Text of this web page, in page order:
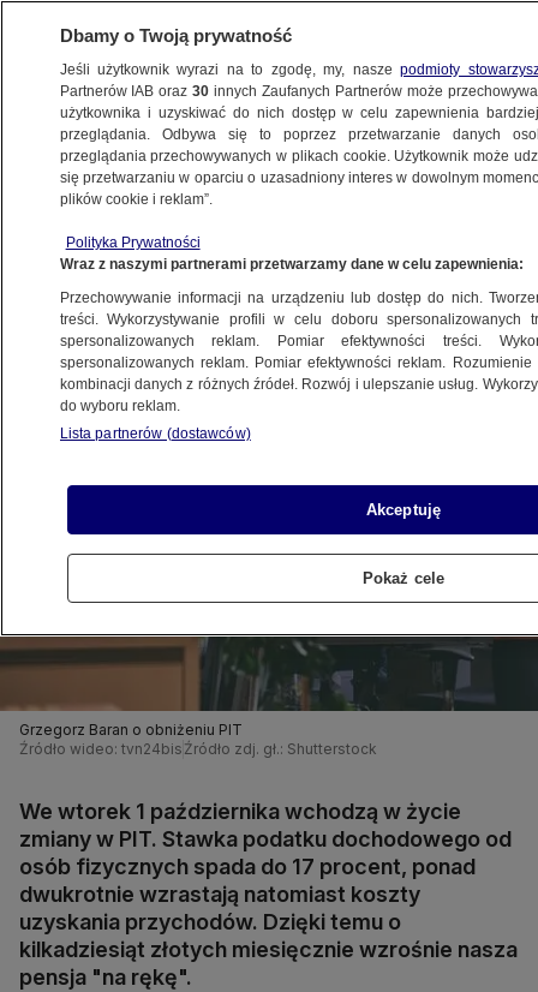
BIZNES
Z KRAJU
zmiany w PIT
1.10.2019, 07:11
Udostępnij
Grzegorz Baran o obniżeniu PIT
Źródło wideo: tvn24bis Źródło zdj. gł.: Shutterstock
We wtorek 1 października wchodzą w życie
zmiany w PIT. Stawka podatku dochodowego od
osób fizycznych spada do 17 procent, ponad
dwukrotnie wzrastają natomiast koszty
uzyskania przychodów. Dzięki temu o
kilkadziesiąt złotych miesięcznie wzrośnie nasza
pensja "na rękę".
Dbamy o Twoją prywatność
Jeśli użytkownik wyrazi na to zgodę, my, naszepodmioty
Partnerów IAB oraz30 innych Zaufanych Partnerów może
użytkownika i uzyskiwać do nich dostęp w celu zapewnienia
przeglądania. Odbywa się to poprzez przetwarzanie danych
przeglądania przechowywanych w plikach cookie. Użytkownik może
się przetwarzaniu w oparciu o uzasadniony interes w dowolnym
plików cookie i reklam”.
Polityka Prywatności
Wraz z naszymi partnerami przetwarzamy dane w celu zapewnienia:
Przechowywanie informacji na urządzeniu lub dostęp do nich.
treści. Wykorzystywanie profili w celu doboru spersonalizowanych
spersonalizowanych reklam. Pomiar efektywności treści.
spersonalizowanych reklam. Pomiar efektywności reklam.
kombinacji danych z różnych źródeł. Rozwój i ulepszanie usług.
do wyboru reklam.
Lista partnerów (dostawców)
Akceptuję
Pokaż cele